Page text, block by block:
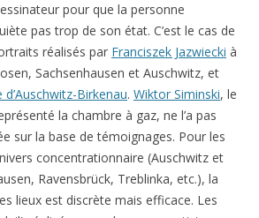
pour que la personne
pas trop de son état. C’est le cas de
réalisés par Franciszek Jazwiecki à
Sachsenhausen et Auschwitz, et
d’Auschwitz-Birkenau. Wiktor Siminski, le
la chambre à gaz, ne l’a pas
sur la base de témoignages. Pour les
concentrationnaire (Auschwitz et
Ravensbrück, Treblinka, etc.), la
lieux est discrète mais efficace. Les